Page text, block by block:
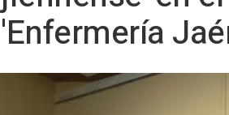
'Enfermería